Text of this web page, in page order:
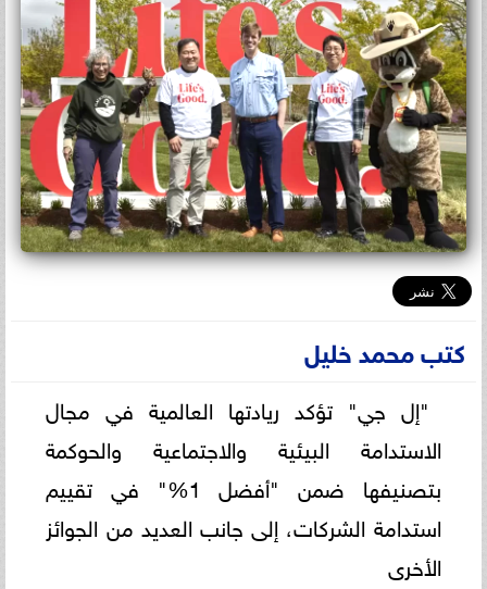
كتب محمد خليل
"إل جي" تؤكد ريادتها العالمية في مجال
الاستدامة البيئية والاجتماعية والحوكمة
بتصنيفها ضمن "أفضل 1%" في تقييم
استدامة الشركات، إلى جانب العديد من الجوائز
الأخرى